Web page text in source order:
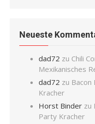
Neueste
dad72 zu Chili
Mexikanisches
dad72 zu
Kracher
Horst Binder zu
Party Kracher